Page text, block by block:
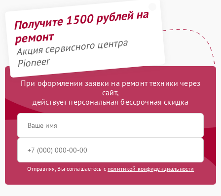
Получите 1500 рублей на
ремонт
Акция сервисного центра
Pioneer
При оформлении заявки на ремонт техники через
сайт,
действует персональная бессрочная скидка
Отправляя, Вы соглашаетесь с политикой конфиденциальности